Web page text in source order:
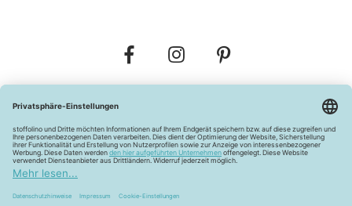
Widerrufsbelehrung Vertrag widerrufen
Barrierefreiheitserklärung